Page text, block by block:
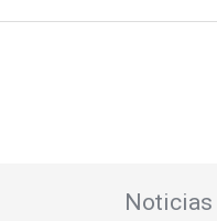
Noticias